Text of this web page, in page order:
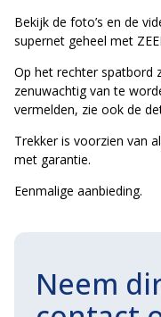
Bekijk de foto’s en de
supernet geheel met
Op het rechter spatbord
zenuwachtig van te
vermelden, zie ook de
Trekker is voorzien van
met garantie.
Eenmalige aanbieding.
Neem